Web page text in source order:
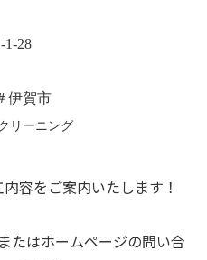
28
伊賀市
リーニング
容をご案内いたします！
たはホームページの問い合